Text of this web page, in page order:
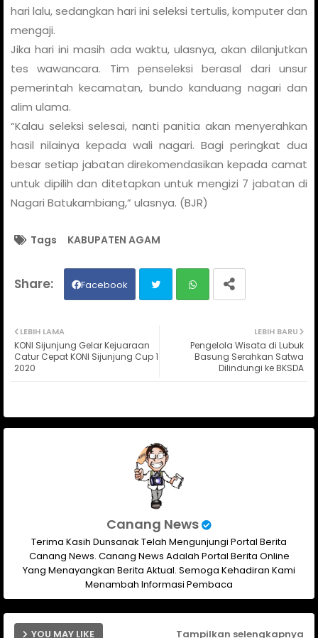
hari lalu, sedangkan hari ini seleksi tertulis, komputer dan
mengaji.
Jika hari ini masih ada waktu, ulasnya, akan dilanjutkan
tes wawancara. Tim penseleksi berasal dari unsur
pemerintah kecamatan, bundo kanduang nagari dan
alim ulama.
“Kalau seleksi selesai, nanti panitia akan menyerahkan
hasil nilainya kepada wali nagari. Bagi peringkat dua
besar setiap jabatan direkomendasikan kepada camat
untuk dipilih dan ditetapkan untuk mengizi 7 jabatan di
Nagari Batukambiang,” ulasnya. (BJR)
Tags KABUPATEN AGAM
Facebook
ats
LEBIH BARU
Pengelola Wisata di Lubuk
Basung Serahkan Satwa
Dilindungi ke BKSDA
LEBIH LAMA
KONI Sijunjung Gelar Kejuaraan
Catur Cepat KONI Sijunjung Cup 1
2020
Canang News
Terima Kasih Dunsanak Telah Mengunjungi Portal Berita
Canang News. Canang News Adalah Portal Berita Online
Yang Menayangkan Berita Aktual. Semoga Kehadiran Kami
Menambah Informasi Pembaca
YOU MAY LIKE Tampilkan selengkapnya